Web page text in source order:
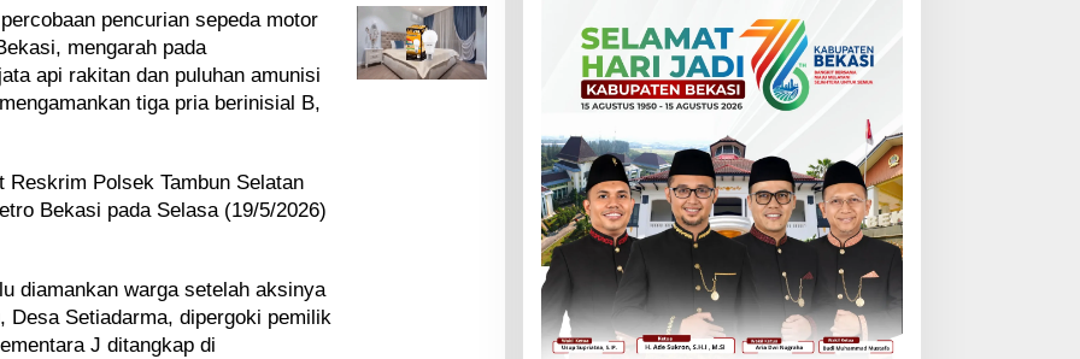
pencurian sepeda motor
mengarah pada
api rakitan dan puluhan amunisi
tiga pria berinisial B,
Polsek Tambun Selatan
Bekasi pada Selasa (19/5/2026)
diamankan warga setelah aksinya
Desa Setiadarma, dipergoki pemilik
J ditangkap di